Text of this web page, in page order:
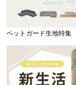
USBポート付
あるとうれしい
し、タブレット
ペットガード生地特集